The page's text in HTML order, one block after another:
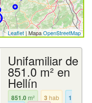
Leaflet| MapaOpenStreetMap
Unifamiliar de
851.0 m² en
Hellín
851.0m² 3 hab 1